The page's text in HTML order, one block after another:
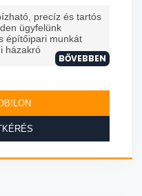
precíz és tartós
ügyfelünk
építőipari munkát
házakró
BŐVEBBEN